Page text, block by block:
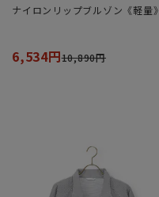
ナイロンリップブルゾン《軽量》
6,534円10,890円